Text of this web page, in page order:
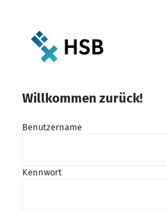
Willkommen zurück!
Benutzername
Kennwort